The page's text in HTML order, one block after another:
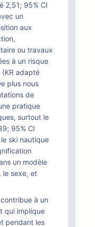
2,51; 95% CI
un
aux
ou travaux
à un risque
(KR adapté
plus nous
de
pratique
surtout le
95% CI
ski nautique
un modèle
le sexe, et
à un
qui implique
pendant les